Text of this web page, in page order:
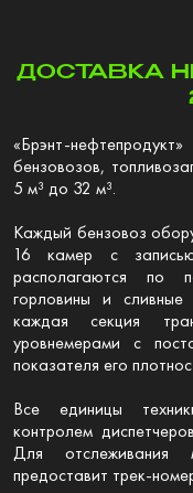
ДОСТАВКА
«Брэнт-
бензовозов,
5 м³ до 32 м³.
Каждый бензовоз
16 камер с
располагаются по
горловины и
каждая секция
уровнемерами с
показателя его
Все единицы
контролем
Для отслеживания
предоставит трек-